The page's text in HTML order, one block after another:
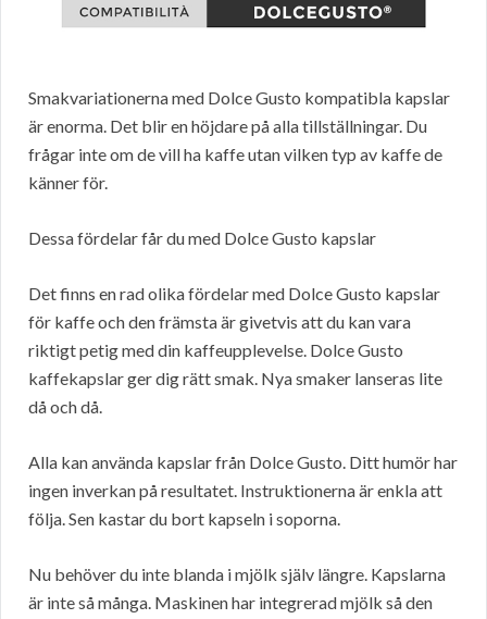
Smakvariationerna med Dolce Gusto kompatibla kapslar
är enorma. Det blir en höjdare på alla tillställningar. Du
frågar inte om de vill ha kaffe utan vilken typ av kaffe de
känner för.
Dessa fördelar får du med Dolce Gusto kapslar
Det finns en rad olika fördelar med Dolce Gusto kapslar
för kaffe och den främsta är givetvis att du kan vara
riktigt petig med din kaffeupplevelse. Dolce Gusto
kaffekapslar ger dig rätt smak. Nya smaker lanseras lite
då och då.
Alla kan använda kapslar från Dolce Gusto. Ditt humör har
ingen inverkan på resultatet. Instruktionerna är enkla att
följa. Sen kastar du bort kapseln i soporna.
Nu behöver du inte blanda i mjölk själv längre. Kapslarna
är inte så många. Maskinen har integrerad mjölk så den